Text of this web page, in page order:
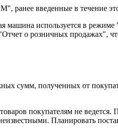
ранее введенные в течение
машина используется в
о розничных продажах",
сумм, полученных от
покупателям не
Планировать